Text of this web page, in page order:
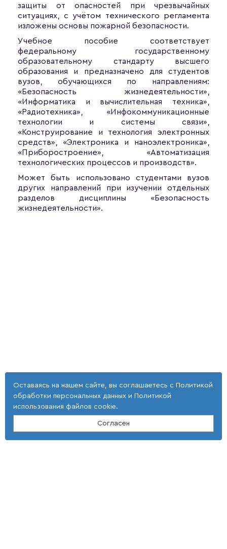
защиты от опасностей при чрезвычайных
ситуациях, с учётом технического регламента
изложены основы пожарной безопасности.
Учебное пособие соответствует
федеральному государственному
образовательному стандарту высшего
образования и предназначено для студентов
вузов, обучающихся по направлениям:
«Безопасность жизнедеятельности»,
«Информатика и вычислительная техника»,
«Радиотехника», «Инфокоммуникационные
технологии и системы связи»,
«Конструирование и технология электронных
средств», «Электроника и наноэлектроника»,
«Приборостроение», «Автоматизация
технологических процессов и производств».
Может быть использовано студентами вузов
других направлений при изучении отдельных
разделов дисциплины «Безопасность
жизнедеятельности».
Оставаясь на нашем сайте, вы соглашаетесь с Политикой
обработки персональных данных и Политикой
использования файлов cookie.
Согласен